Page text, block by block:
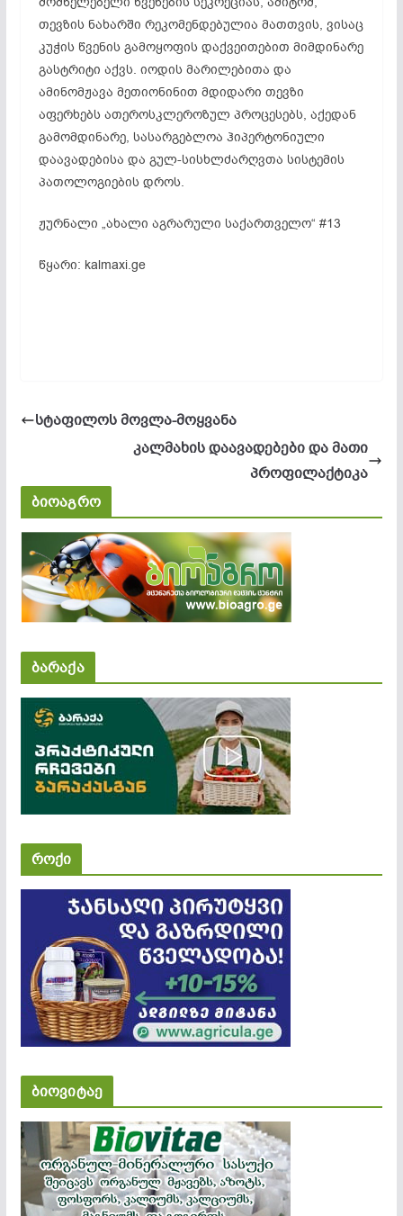
თევზის ნახარში რეკომენდებულია მათთვის, ვისაც
კუჭის წვენის გამოყოფის დაქვეითებით მიმდინარე
გასტრიტი აქვს. იოდის მარილებითა და
ამინომჟავა მეთიონინით მდიდარი თევზი
აფერხებს ათეროსკლეროზულ პროცესებს, აქედან
გამომდინარე, სასარგებლოა ჰიპერტონიული
დაავადებისა და გულ-სისხლძარღვთა სისტემის
პათოლოგიების დროს.
ჟურნალი „ახალი აგრარული საქართველო“ #13
წყარი: kalmaxi.ge
სტაფილოს მოვლა-მოყვანა
კალმახის დაავადებები და მათი
პროფილაქტიკა
ბიოაგრო
ბარაქა
როქი
ბიოვიტაე